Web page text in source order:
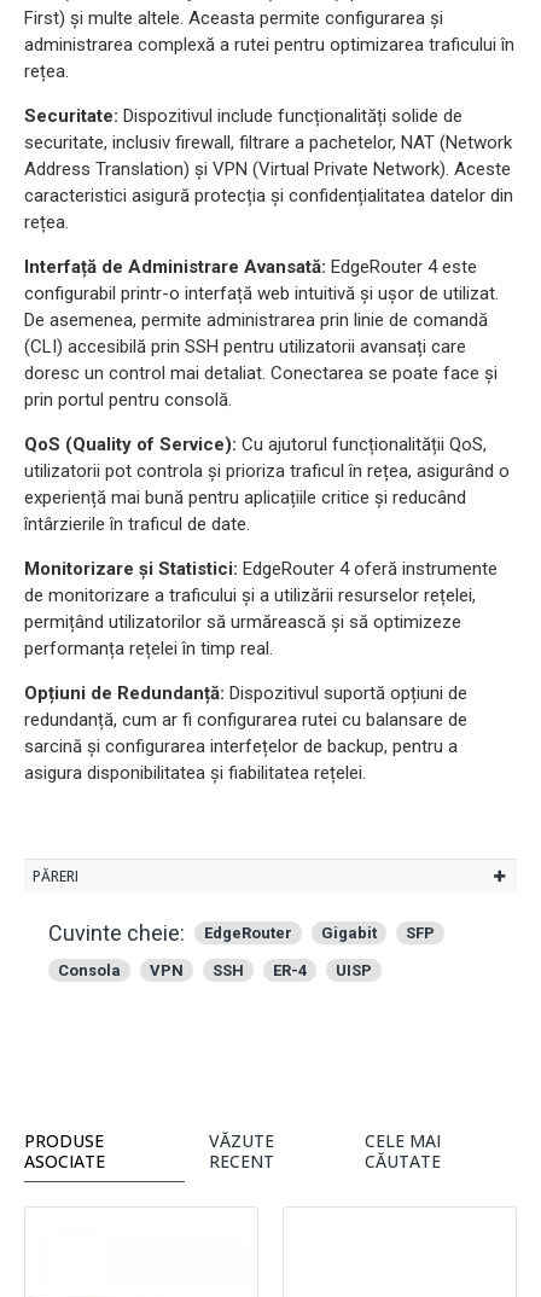
First) și multe altele. Aceasta permite configurarea și
administrarea complexă a rutei pentru optimizarea traficului în
rețea.
Securitate: Dispozitivul include funcționalități solide de
securitate, inclusiv firewall, filtrare a pachetelor, NAT (Network
Address Translation) și VPN (Virtual Private Network). Aceste
caracteristici asigură protecția și confidențialitatea datelor din
rețea.
Interfață de Administrare Avansată: EdgeRouter 4 este
configurabil printr-o interfață web intuitivă și ușor de utilizat.
De asemenea, permite administrarea prin linie de comandă
(CLI) accesibilă prin SSH pentru utilizatorii avansați care
doresc un control mai detaliat. Conectarea se poate face și
prin portul pentru consolă.
QoS (Quality of Service): Cu ajutorul funcționalității QoS,
utilizatorii pot controla și prioriza traficul în rețea, asigurând o
experiență mai bună pentru aplicațiile critice și reducând
întârzierile în traficul de date.
Monitorizare și Statistici: EdgeRouter 4 oferă instrumente
de monitorizare a traficului și a utilizării resurselor rețelei,
permițând utilizatorilor să urmărească și să optimizeze
performanța rețelei în timp real.
Opțiuni de Redundanță: Dispozitivul suportă opțiuni de
redundanță, cum ar fi configurarea rutei cu balansare de
sarcină și configurarea interfețelor de backup, pentru a
asigura disponibilitatea și fiabilitatea rețelei.
PĂRERI
Cuvinte cheie: EdgeRouter Gigabit SFP
Consola VPN SSH ER-4 UISP
PRODUSE
ASOCIATE
VĂZUTE
RECENT
CELE MAI
CĂUTATE